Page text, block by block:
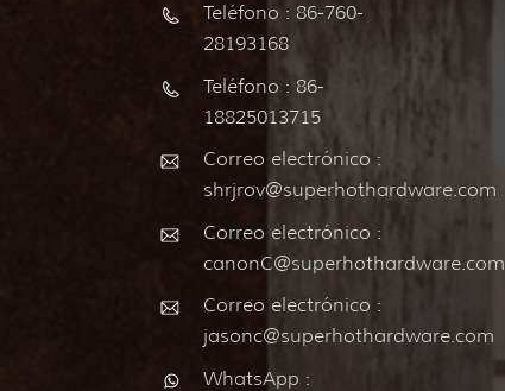
Teléfono : 86-760-
28193168
Teléfono : 86-
18825013715
Correo electrónico :
shrjrov@superhothardware.com
Correo electrónico :
canonC@superhothardware.com
Correo electrónico :
jasonc@superhothardware.com
WhatsApp :